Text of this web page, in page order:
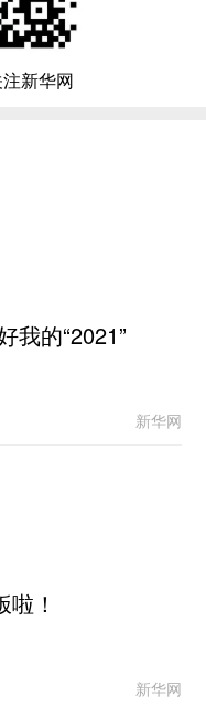
新华网
我的“2021”
新华网
！
新华网